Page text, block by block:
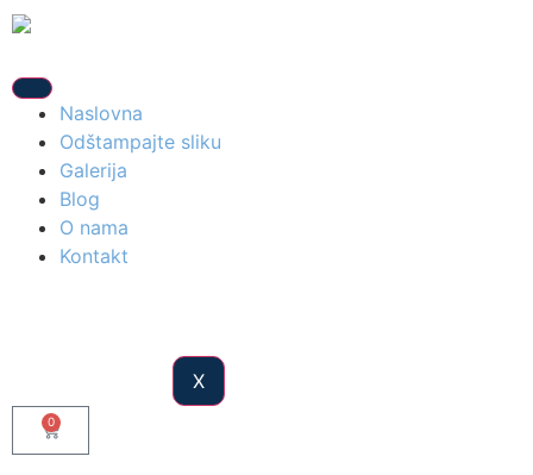
Naslovna
Odštampajte sliku
Galerija
Blog
O nama
Kontakt
X
0